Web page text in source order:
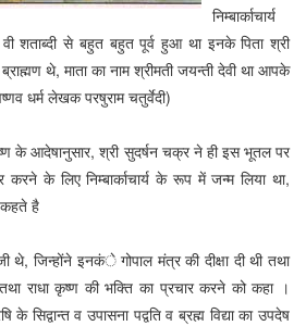
निम्बार्काचार्य
वी शताब्दी से बहुत बहुत पूर्व हुआ था इनके पिता श्री
थे, माता का नाम श्रीमती जयन्ती देवी था आपके
धर्म लेखक परषुराम चतुर्वेदी)
के आदेषानुसार, श्री सुदर्षन चक्र ने ही इस भूतल पर
करने के लिए निम्बार्काचार्य के रूप में जन्म लिया था,
कहते है
जिन्होंने इनकंे गोपाल मंत्र की दीक्षा दी थी तथा
तथा राधा कृष्ण की भक्ति का प्रचार करने को कहा ।
सिद्वान्त व उपासना पद्वति व ब्रह्म विद्या का उपदेष